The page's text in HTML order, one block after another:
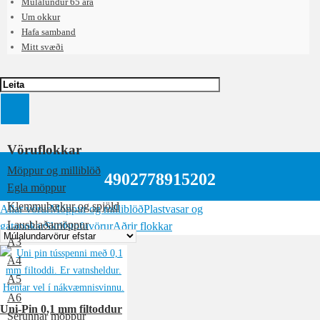
Um okkur
Hafa samband
Mitt svæði
Vöruflokkar
Möppur og milliblöð
Egla möppur
Klemmubækur og spjöld
Lausblaðamöppur
A3
A4
A5
A6
Sérunnar möppur
4902778915202
Allar vörurMöppur og milliblöðPlastvasar og
gatapokarSkrifstofuvörurAðrir flokkar
Uni-Pin 0,1 mm filtoddur